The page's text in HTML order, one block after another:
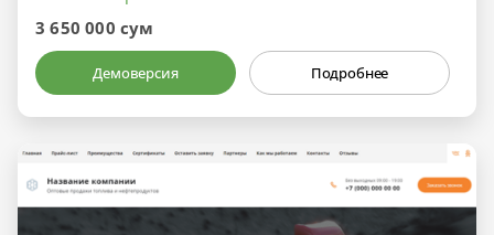
3 650 000 сум
Демоверсия Подробнее